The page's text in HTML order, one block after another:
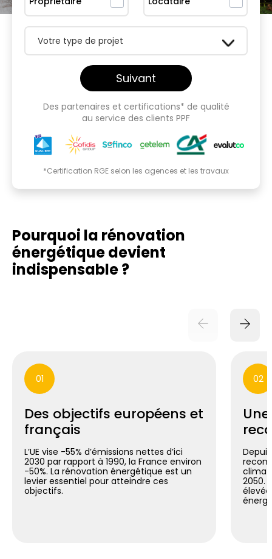
Votre type de projet
Suivant
Des partenaires et certifications* de qualité
au service des clients PPF
*Certification RGE selon les agences et les travaux
Pourquoi la rénovation
énergétiquedevient
indispensable ?
01
Des objectifs européens et
français
L’UE vise -55% d’émissions nettes d’ici
2030 par rapport à 1990, la France environ
-50%. La rénovation énergétique est un
levier essentiel pour atteindre ces
objectifs.
02
2050.